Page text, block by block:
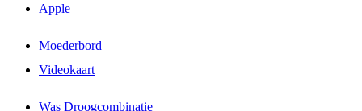
Apple
Moederbord
Videokaart
Was Droogcombinatie